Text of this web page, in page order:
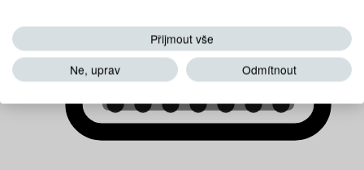
Přijmout vše
Ne, uprav
Odmítnout